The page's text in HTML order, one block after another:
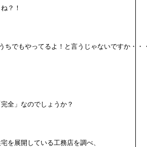
？！
ちでもやってるよ！と言うじゃないですか・・
全」なのでしょうか？
を展開している工務店を調べ、